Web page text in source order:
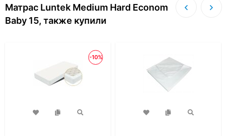
Матрас Luntek Medium Hard Econom
Baby 15, также купили
-10%